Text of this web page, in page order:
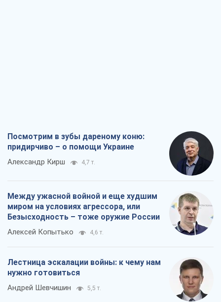
Посмотрим в зубы дареному коню:
придирчиво – о помощи Украине
Александр Кирш 4,7 т.
Между ужасной войной и еще худшим
миром на условиях агрессора, или
Безысходность – тоже оружие России
Алексей Копытько 4,6 т.
Лестница эскалации войны: к чему нам
нужно готовиться
Андрей Шевчишин 5,5 т.